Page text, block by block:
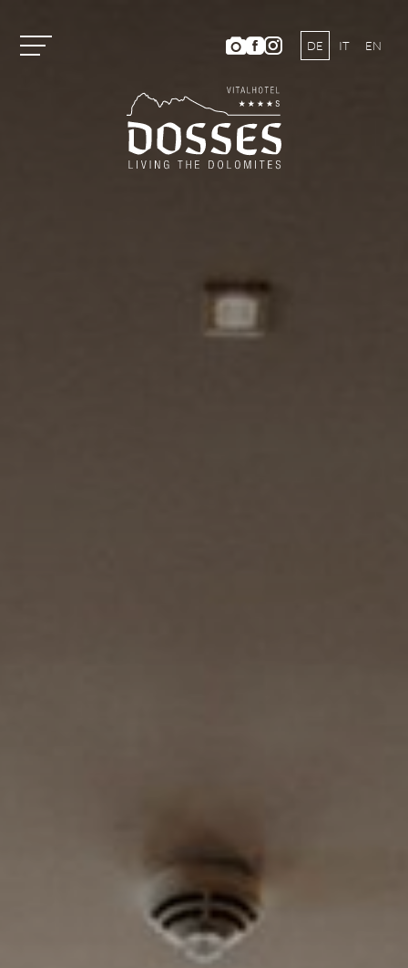
Vitalhotel Dosses
Wohlbefinden
DE IT EN